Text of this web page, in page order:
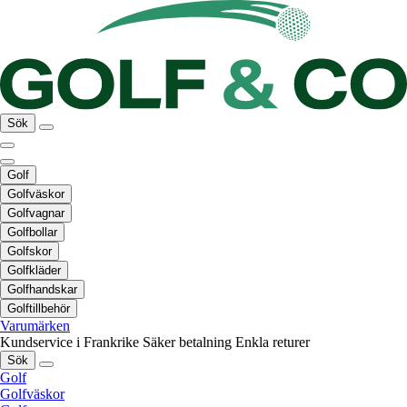
Sök
Golf
Golfväskor
Golfvagnar
Golfbollar
Golfskor
Golfkläder
Golfhandskar
Golftillbehör
Varumärken
Kundservice i Frankrike Säker betalning Enkla returer
Sök
Golf
Golfväskor